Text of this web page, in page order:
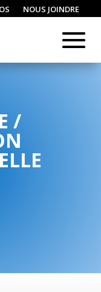
NOUS JOINDRE
/